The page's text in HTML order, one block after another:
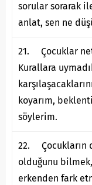
sorular sorarak
anlat, sen ne
21. Çocuklar
Kurallara
koyarım,
söylerim.
22. Çocukların
olduğunu
erkenden fark